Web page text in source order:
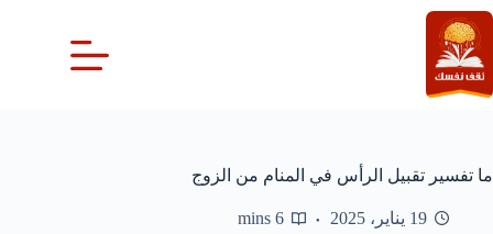
التجاوز
إلى
المحتوى
ما تفسير تقبيل الرأس في المنام من الزوج
19 يناير، 2025 6 mins